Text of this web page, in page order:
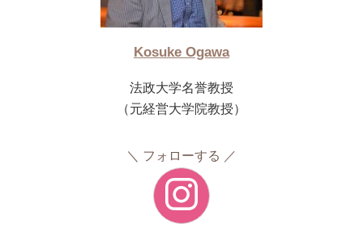
Kosuke Ogawa
法政大学名誉教授
（元経営大学院教授）
フォローする